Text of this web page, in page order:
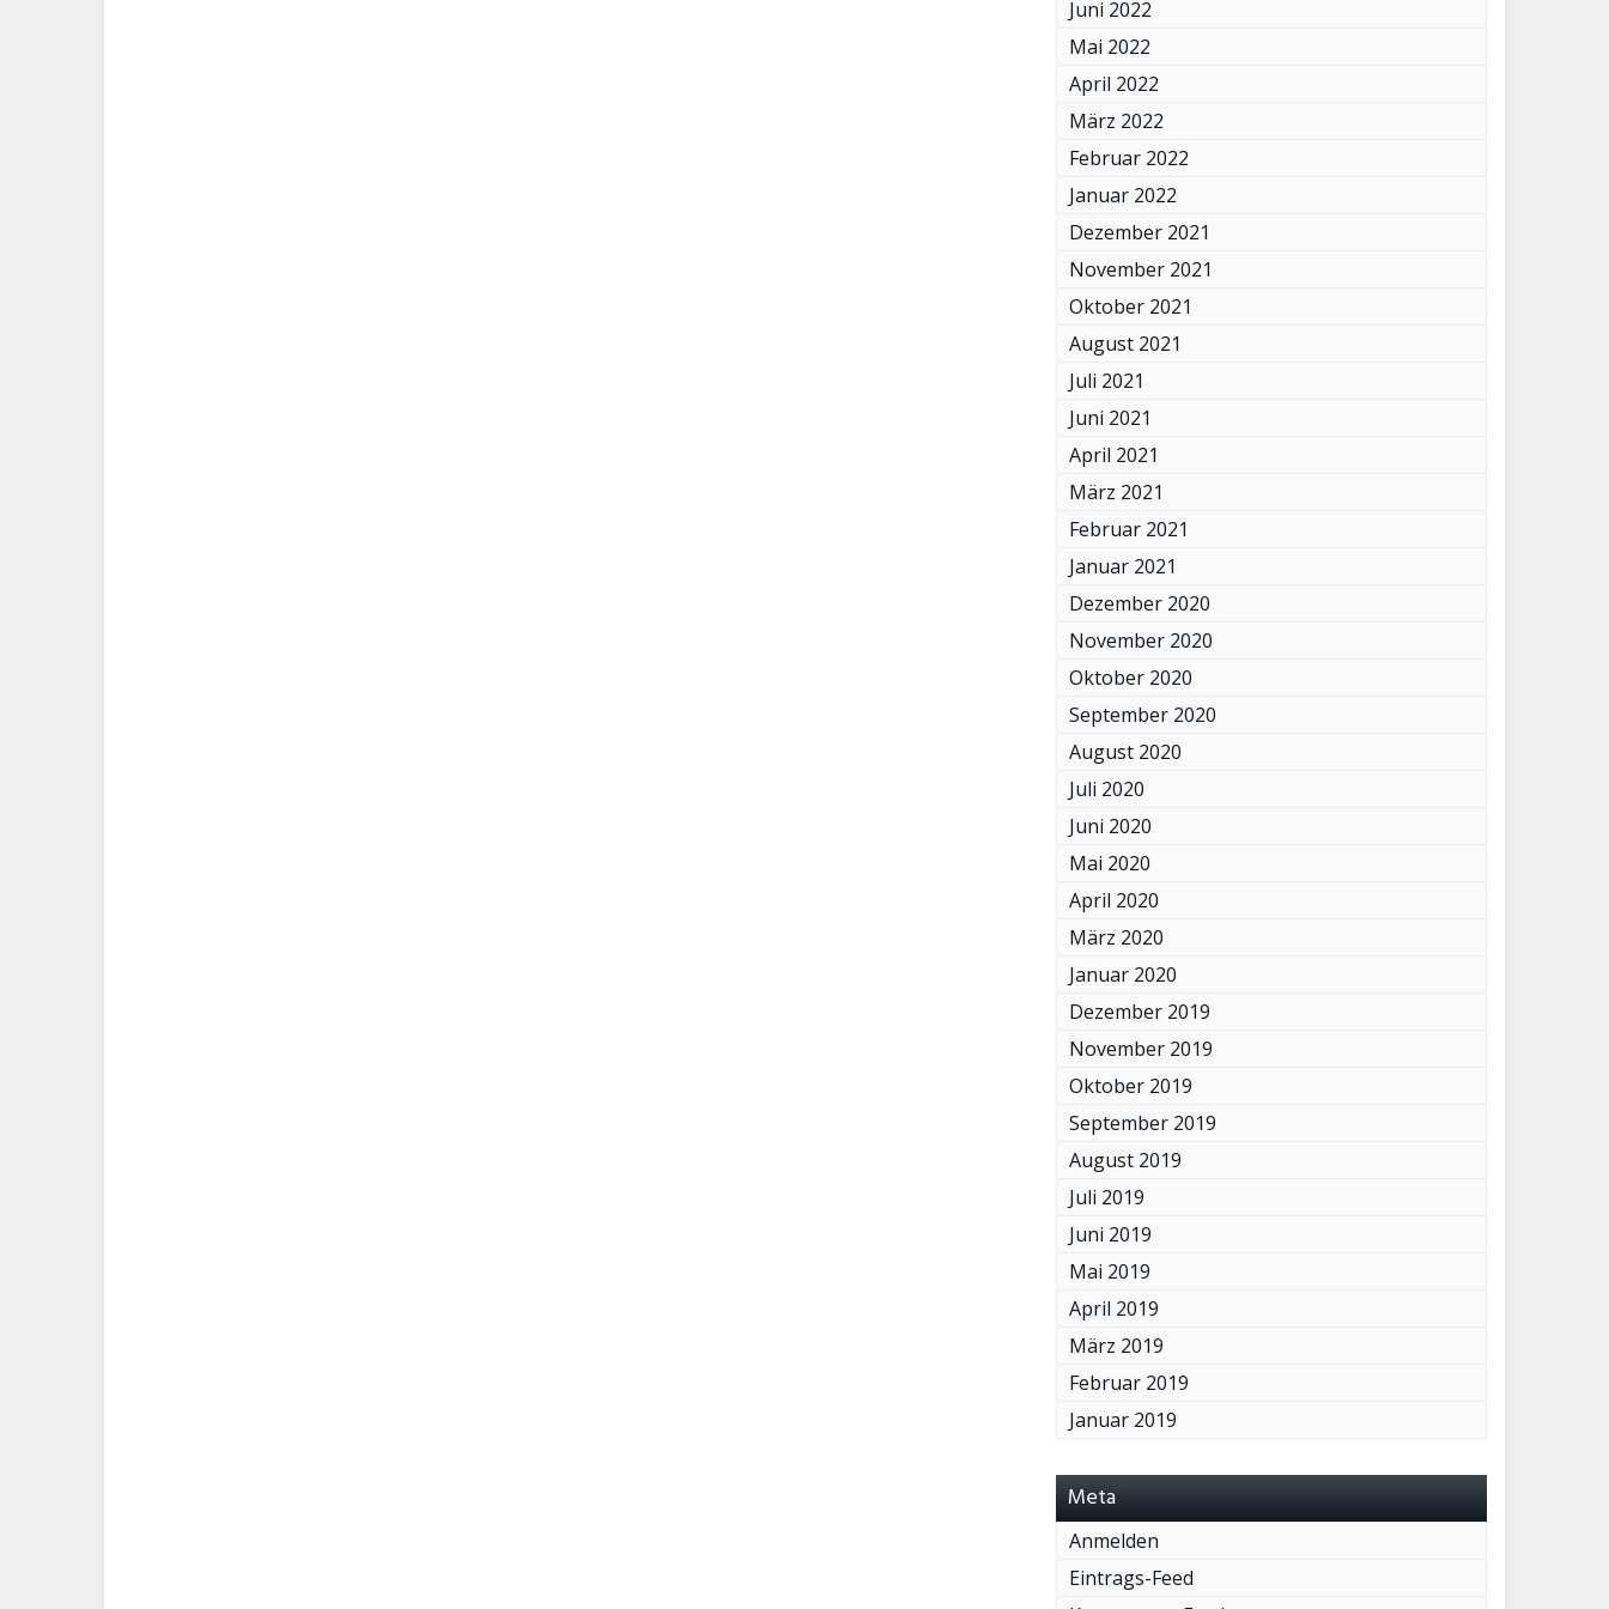
Juni 2022
Mai 2022
April 2022
März 2022
Februar 2022
Januar 2022
Dezember 2021
November 2021
Oktober 2021
August 2021
Juli 2021
Juni 2021
April 2021
März 2021
Februar 2021
Januar 2021
Dezember 2020
November 2020
Oktober 2020
September 2020
August 2020
Juli 2020
Juni 2020
Mai 2020
April 2020
März 2020
Januar 2020
Dezember 2019
November 2019
Oktober 2019
September 2019
August 2019
Juli 2019
Juni 2019
Mai 2019
April 2019
März 2019
Februar 2019
Januar 2019
Meta
Anmelden
Eintrags-Feed